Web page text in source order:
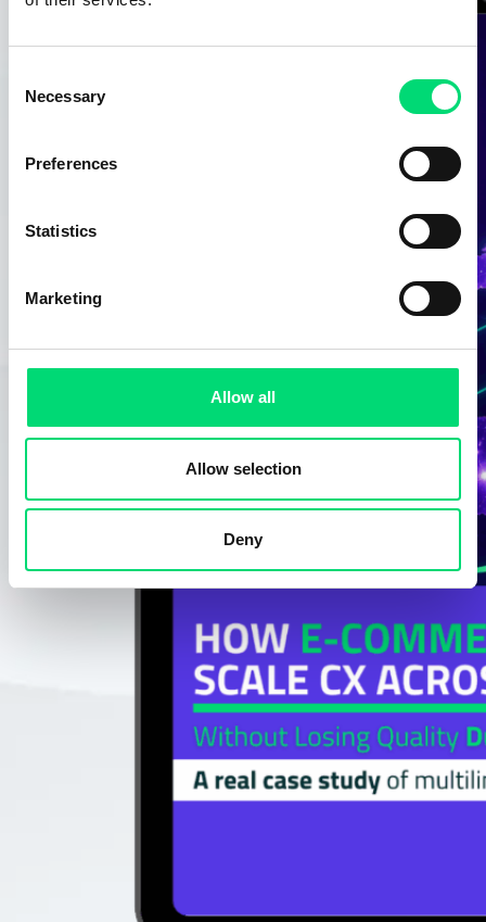
Selection
Necessary
Preferences
Statistics
Marketing
Allow all
Allow selection
Deny